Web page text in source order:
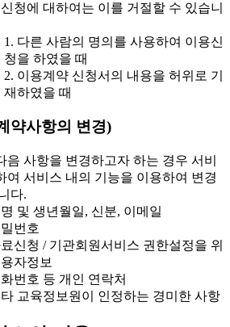
청에 대하여는 이를 거절할 수 있습니
1. 다른 사람의 명의를 사용하여 이용신
청을 하였을 때
2. 이용계약 신청서의 내용을 허위로 기
재하였을 때
약사항의 변경)
음 사항을 변경하고자 하는 경우 서비
여 서비스 내의 기능을 이용하여 변경
다.
및 생년월일, 신분, 이메일
번호
신청 / 기관회원서비스 권한설정을 위
자정보
번호 등 개인 연락처
교육정보원이 인정하는 경미한 사항